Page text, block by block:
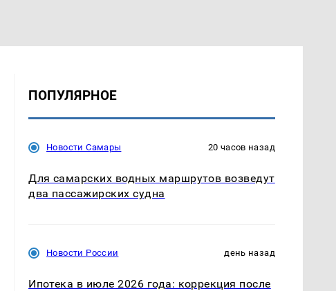
ПОПУЛЯРНОЕ
Новости Самары 20 часов назад
Для самарских водных маршрутов возведут
два пассажирских судна
Новости России день назад
Ипотека в июле 2026 года: коррекция после